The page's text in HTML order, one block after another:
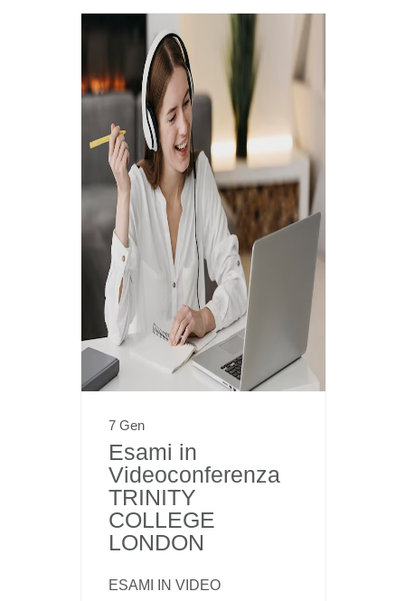
7 Gen
Esami in
Videoconferenza
TRINITY
COLLEGE
LONDON
ESAMI IN VIDEO